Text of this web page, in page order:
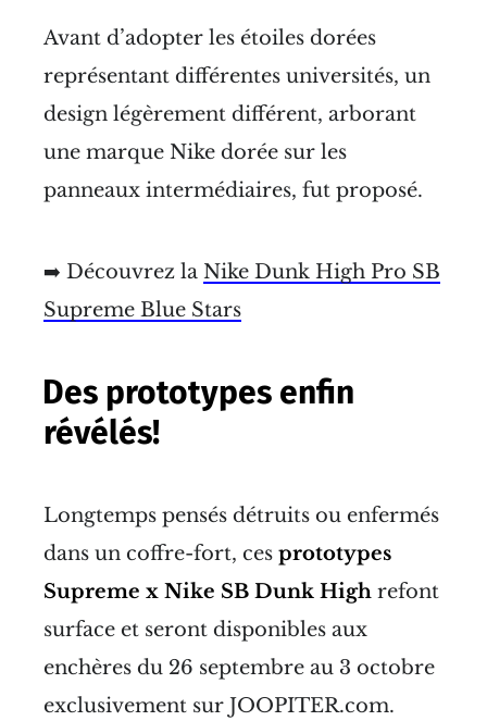
Avant d’adopter les étoiles dorées
représentant différentes universités, un
design légèrement différent, arborant
une marque Nike dorée sur les
panneaux intermédiaires, fut proposé.
➡️ Découvrez la Nike Dunk High Pro SB
Supreme Blue Stars
Des prototypes enfin
révélés!
Longtemps pensés détruits ou enfermés
dans un coffre-fort, ces prototypes
Supreme x Nike SB Dunk High refont
surface et seront disponibles aux
enchères du 26 septembre au 3 octobre
exclusivement sur JOOPITER.com.